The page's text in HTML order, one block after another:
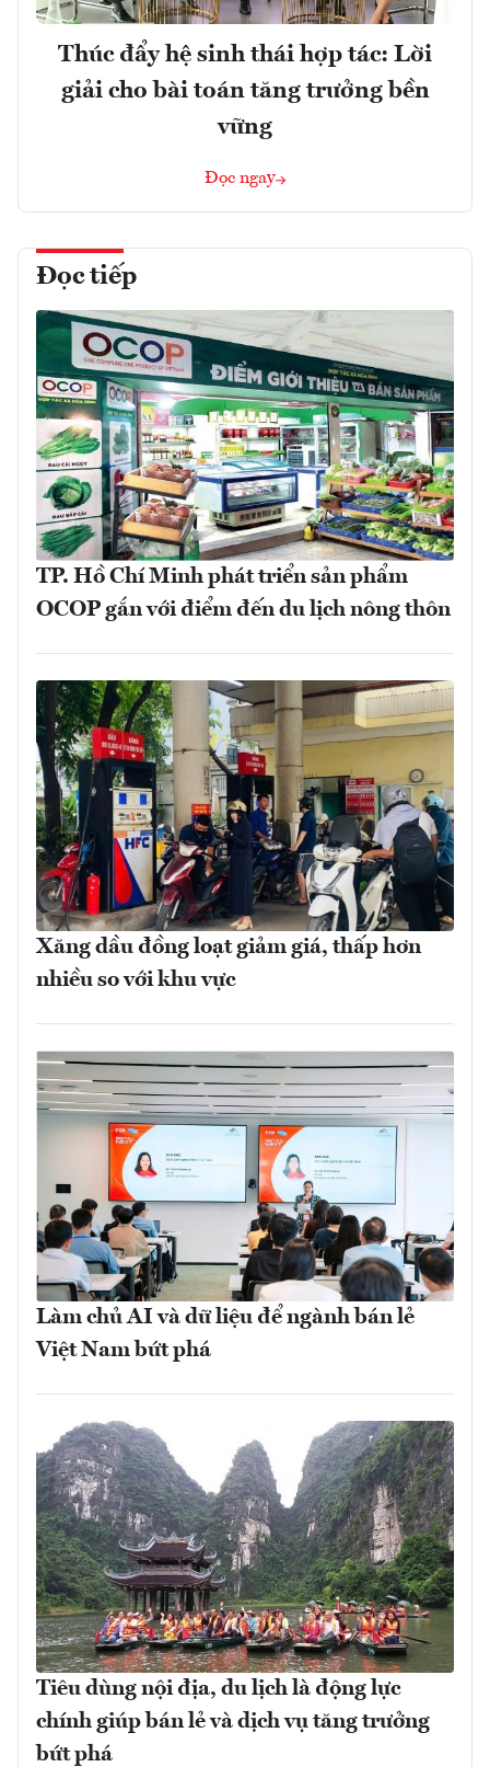
Thúc đẩy hệ sinh thái hợp tác: Lời
giải cho bài toán tăng trưởng bền
vững
Đọc ngay
Đọc tiếp
TP. Hồ Chí Minh phát triển sản phẩm
OCOP gắn với điểm đến du lịch nông thôn
Xăng dầu đồng loạt giảm giá, thấp hơn
nhiều so với khu vực
Làm chủ AI và dữ liệu để ngành bán lẻ
Việt Nam bứt phá
Tiêu dùng nội địa, du lịch là động lực
chính giúp bán lẻ và dịch vụ tăng trưởng
bứt phá